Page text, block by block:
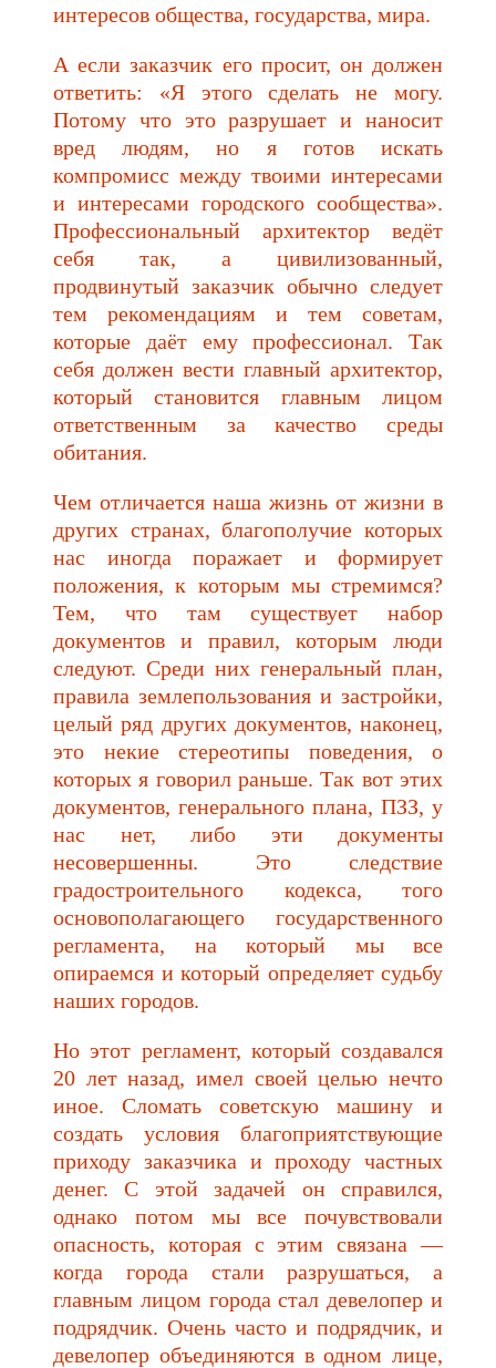
интересов общества, государства, мира.
А если заказчик его просит, он должен
ответить: «Я этого сделать не могу.
Потому что это разрушает и наносит
вред людям, но я готов искать
компромисс между твоими интересами
и интересами городского сообщества».
Профессиональный архитектор ведёт
себя так, а цивилизованный,
продвинутый заказчик обычно следует
тем рекомендациям и тем советам,
которые даёт ему профессионал. Так
себя должен вести главный архитектор,
который становится главным лицом
ответственным за качество среды
обитания.
Чем отличается наша жизнь от жизни в
других странах, благополучие которых
нас иногда поражает и формирует
положения, к которым мы стремимся?
Тем, что там существует набор
документов и правил, которым люди
следуют. Среди них генеральный план,
правила землепользования и застройки,
целый ряд других документов, наконец,
это некие стереотипы поведения, о
которых я говорил раньше. Так вот этих
документов, генерального плана, ПЗЗ, у
нас нет, либо эти документы
несовершенны. Это следствие
градостроительного кодекса, того
основополагающего государственного
регламента, на который мы все
опираемся и который определяет судьбу
наших городов.
Но этот регламент, который создавался
20 лет назад, имел своей целью нечто
иное. Сломать советскую машину и
создать условия благоприятствующие
приходу заказчика и проходу частных
денег. С этой задачей он справился,
однако потом мы все почувствовали
опасность, которая с этим связана —
когда города стали разрушаться, а
главным лицом города стал девелопер и
подрядчик. Очень часто и подрядчик, и
девелопер объединяются в одном лице,